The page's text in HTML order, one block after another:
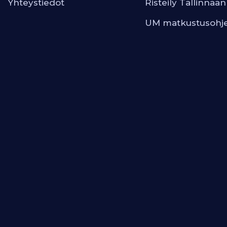
Yhteystiedot
Risteily Tallinnaan
UM